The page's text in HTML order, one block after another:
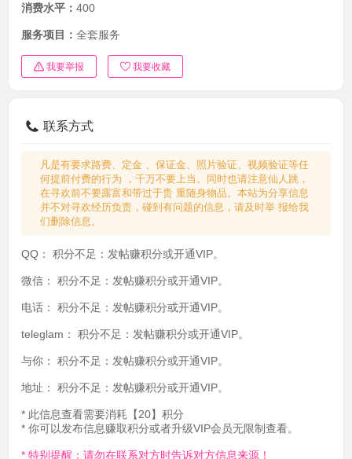
消费水平： 400
服务项目： 全套服务
我要举报 我要收藏
联系方式
凡是有要求路费、定金 、保证金、照片验证、视频验证等任
何提前付费的行为 ，千万不要上当。同时也请注意仙人跳，
在寻欢前不要露富和带过于贵 重随身物品。本站为分享信息
并不对寻欢经历负责，碰到有问题的信息，请及时举 报给我
们删除信息。
QQ： 积分不足：发帖赚积分或开通VIP。
微信： 积分不足：发帖赚积分或开通VIP。
电话： 积分不足：发帖赚积分或开通VIP。
teleglam： 积分不足：发帖赚积分或开通VIP。
与你： 积分不足：发帖赚积分或开通VIP。
地址： 积分不足：发帖赚积分或开通VIP。
* 此信息查看需要消耗【20】积分
* 你可以发布信息赚取积分或者升级VIP会员无限制查看。
* 特别提醒：请勿在联系对方时告诉对方信息来源！